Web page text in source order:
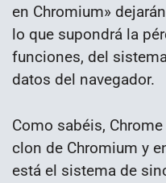
en Chromium»
lo que supondrá la
funciones, del
datos del navegador.
Como sabéis,
clon de Chromium y
está el sistema de